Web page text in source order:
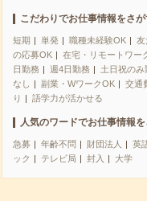
こだわりでお仕事情報をさが
短期 単発 職種未経験OK
友
の応募OK
在宅・リモートワー
日勤務
週4日勤務 土日祝のみ
なし
副業・WワークOK
交通
り
語学力が活かせる
人気のワードでお仕事情報
急募 年齢不問 財団法人 英
ック
テレビ局 封入 大学